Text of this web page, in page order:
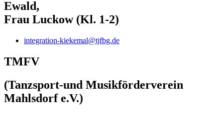
Ewald,
Frau Luckow (Kl. 1-2)
integration-kiekemal@tjfbg.de
TMFV
(Tanzsport-und Musikförderverein
Mahlsdorf e.V.)